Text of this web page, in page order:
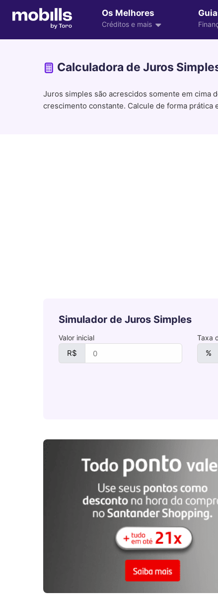
Os Melhores
Créditos e mais
Calculadora de Juros
Juros simples são acrescidos somente em cima
crescimento constante. Calcule de forma prática
Simulador de Juros Simples
Valor inicial
R$
Taxa
%